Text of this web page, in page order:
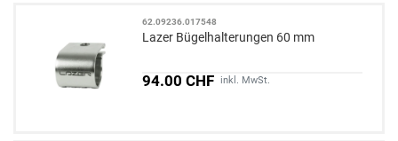
62.09236.017548
Lazer Bügelhalterungen 60 mm
94.00 CHF inkl. MwSt.